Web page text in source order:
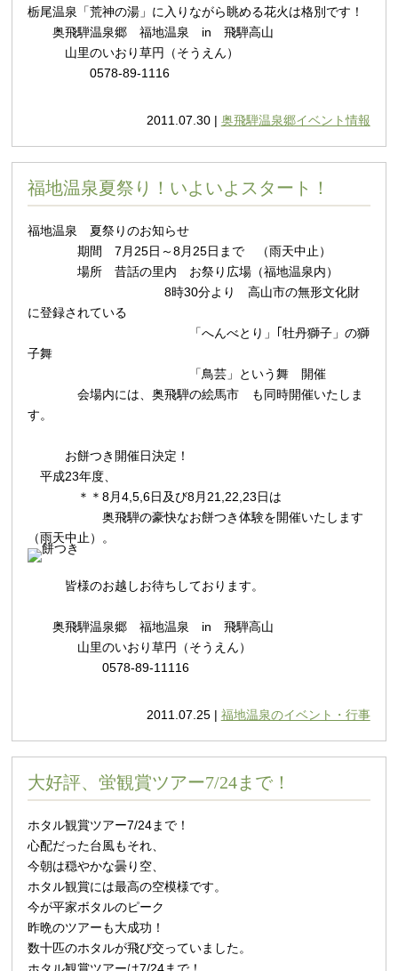
栃尾温泉「荒神の湯」に入りながら眺める花火は格別です！
奥飛騨温泉郷 福地温泉 in 飛騨高山
山里のいおり草円（そうえん）
0578-89-1116
2011.07.30 | 奥飛騨温泉郷イベント情報
福地温泉夏祭り！いよいよスタート！
福地温泉 夏祭りのお知らせ
期間 7月25日～8月25日まで （雨天中止）
場所 昔話の里内 お祭り広場（福地温泉内）
8時30分より 高山市の無形文化財
に登録されている
「へんべとり」｢牡丹獅子」の獅
子舞
「鳥芸」という舞 開催
会場内には、奥飛騨の絵馬市 も同時開催いたしま
す。
お餅つき開催日決定！
平成23年度、
＊＊8月4,5,6日及び8月21,22,23日は
奥飛騨の豪快なお餅つき体験を開催いたします
（雨天中止）。
皆様のお越しお待ちしております。
奥飛騨温泉郷 福地温泉 in 飛騨高山
山里のいおり草円（そうえん）
0578-89-11116
2011.07.25 | 福地温泉のイベント・行事
大好評、蛍観賞ツアー7/24まで！
ホタル観賞ツアー7/24まで！
心配だった台風もそれ、
今朝は穏やかな曇り空、
ホタル観賞には最高の空模様です。
今が平家ボタルのピーク
昨晩のツアーも大成功！
数十匹のホタルが飛び交っていました。
ホタル観賞ツアーは7/24まで！